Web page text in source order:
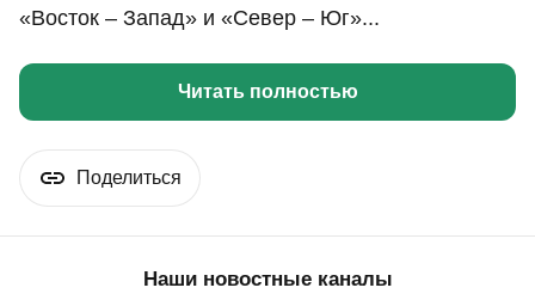
«Восток – Запад» и «Север – Юг»...
Читать полностью
Поделиться
Наши новостные каналы